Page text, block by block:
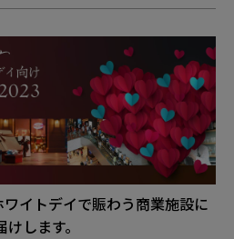
イトデイで賑わう商業施設に
します。